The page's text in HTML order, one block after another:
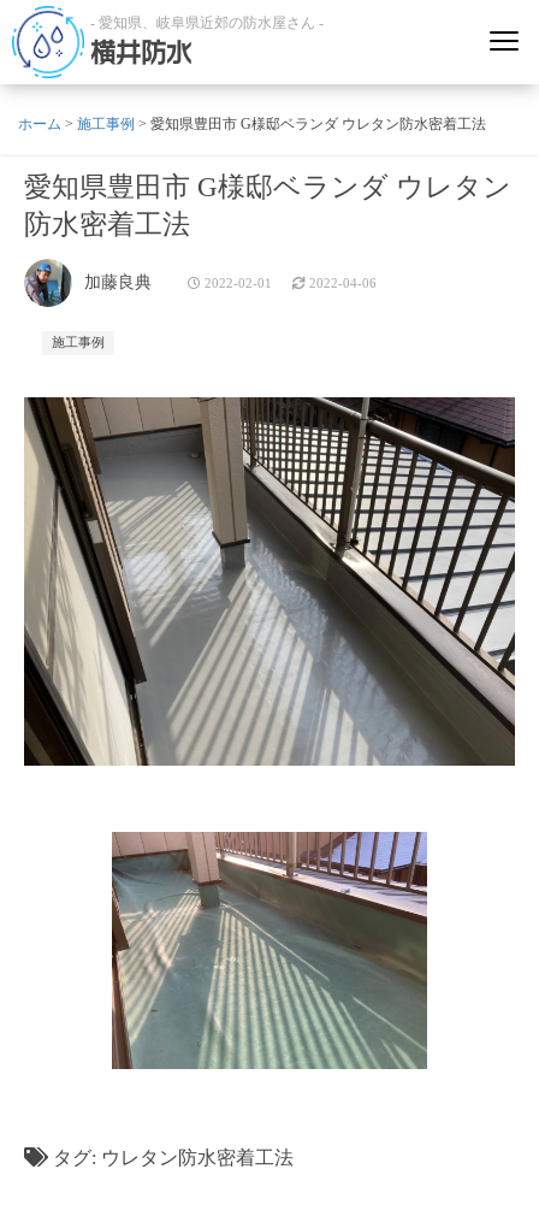
- 愛知県、岐阜県近郊の防水屋さん -
横井防水
ホーム > 施工事例 > 愛知県豊田市 G様邸ベランダ ウレタン防水密着工法
愛知県豊田市 G様邸ベランダ ウレタン
防水密着工法
加藤良典 2022-02-01 2022-04-06
施工事例
タグ: ウレタン防水密着工法